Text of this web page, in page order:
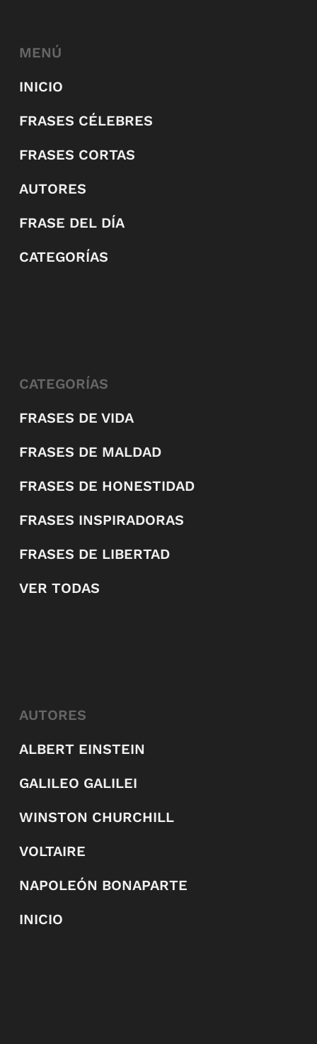
MENÚ
INICIO
FRASES CÉLEBRES
FRASES CORTAS
AUTORES
FRASE DEL DÍA
CATEGORÍAS
CATEGORÍAS
FRASES DE VIDA
FRASES DE MALDAD
FRASES DE HONESTIDAD
FRASES INSPIRADORAS
FRASES DE LIBERTAD
VER TODAS
AUTORES
ALBERT EINSTEIN
GALILEO GALILEI
WINSTON CHURCHILL
VOLTAIRE
NAPOLEÓN BONAPARTE
INICIO